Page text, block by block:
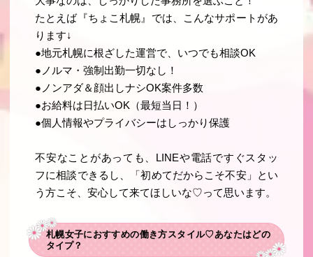
たとえば『ちょこ札幌』では、こんなサポートがあ
ります↓
●地元札幌に根ざした運営で、いつでも相談OK
●ノルマ・強制出勤一切なし！
●ノンアダ＆顔出しナシOK案件多数
●お給料は日払いOK（最短当日！）
●個人情報やプライバシーはしっかり保護
不安なことがあっても、LINEや電話ですぐスタッ
フに相談できるし、「初めてだからこそ不安」とい
う方こそ、安心して来てほしいな♡って思います。
札幌女子におすすめの働き方スタイル♡あなたはどの
タイプ？